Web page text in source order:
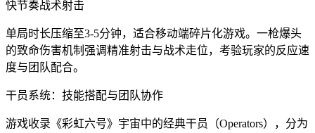
快节奏战术射击
单局时长压缩至3-5分钟，适合移动端碎片化游戏。一枪爆头
的致命伤害机制强调精准射击与战术走位，考验玩家的反应速
度与团队配合。
干员系统：技能搭配与团队协作
游戏收录《彩虹六号》宇宙中的经典干员（Operators），分为